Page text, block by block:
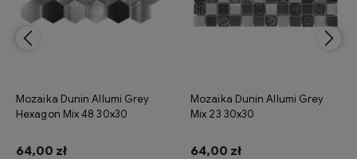
Mozaika Dunin Allumi Grey
Hexagon Mix 48 30x30
64,00 zł
Mozaika Dunin Allumi Grey
Mix 23 30x30
64,00 zł